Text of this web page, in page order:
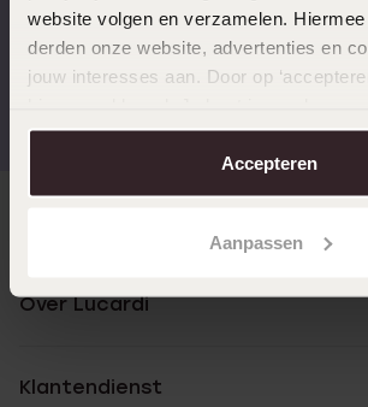
website volgen en verzamelen.
derden onze website, advertenties en
jouw interesses aan. Door op
aanpassen. Lees er meer over in ons
Accepteren
Aanpassen
Gratis verzending vanaf
4,59 uit 5
Over Lucardi
Klantendienst